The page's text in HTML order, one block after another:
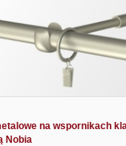
na wspornikach
Nobia